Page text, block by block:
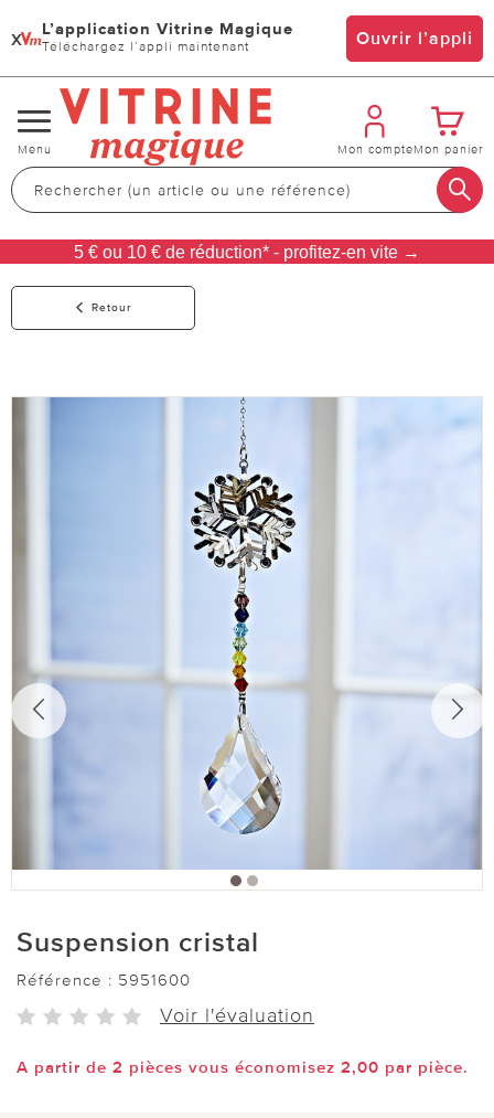
x L’application Vitrine Magique
Téléchargez l’appli maintenant Ouvrir l’appli
Changer
de
navigation
Menu Mon compteMon panier
5 € ou 10 € de réduction* - profitez-en vite →
Retour
Suspension cristal
Référence : 5951600
Voir l'évaluation
A partir de 2 pièces vous économisez 2,00 par pièce.